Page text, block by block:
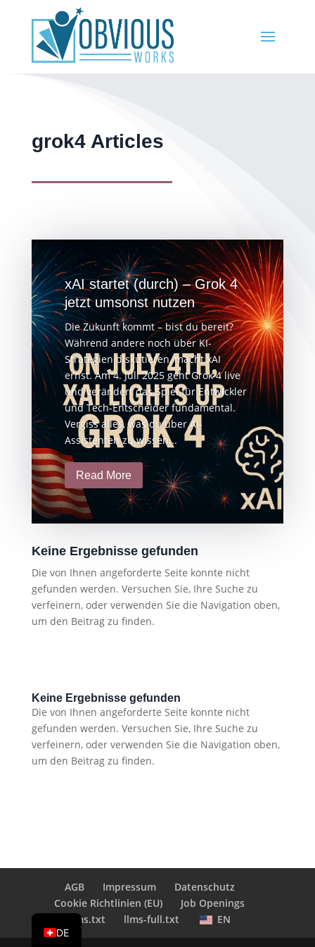
grok4 Articles
xAI startet (durch) – Grok 4
jetzt umsonst nutzen
Die Zukunft kommt – bist du bereit?
Während andere noch über KI-
Strategien diskutieren, macht xAI
ernst. Am 4. Juli 2025 geht Grok 4 live
und verändert das Spiel für Entwickler
und Tech-Entscheider fundamental.
Vergiss alles, was du über AI-
Assistenten zu wissen...
Read More
Keine Ergebnisse gefunden
Die von Ihnen angeforderte Seite konnte nicht
gefunden werden. Versuchen Sie, Ihre Suche zu
verfeinern, oder verwenden Sie die Navigation oben,
um den Beitrag zu finden.
Keine Ergebnisse gefunden
Die von Ihnen angeforderte Seite konnte nicht
gefunden werden. Versuchen Sie, Ihre Suche zu
verfeinern, oder verwenden Sie die Navigation oben,
um den Beitrag zu finden.
AGB Impressum
Datenschutz
Cookie Richtlinien (EU)
Job Openings
llms.txt
llms-full.txt EN
DE
EN